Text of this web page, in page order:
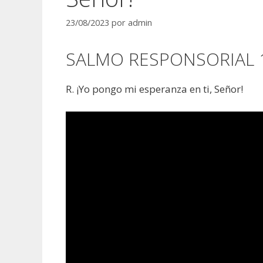
23/08/2023 por admin
SALMO
R. ¡Yo pongo mi esperanza en ti, Señor!